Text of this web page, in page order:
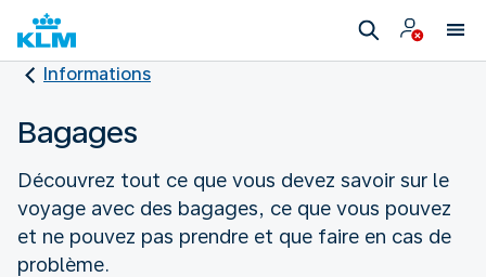
Informations
Bagages
Découvrez tout ce que vous devez savoir sur le
voyage avec des bagages, ce que vous pouvez
et ne pouvez pas prendre et que faire en cas de
problème.